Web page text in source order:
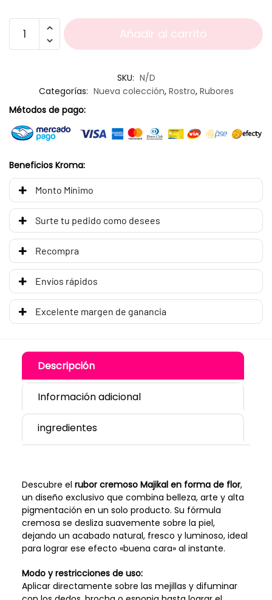
Añadir al carrito
SKU: N/D
Categorías: Nueva colección, Rostro, Rubores
Métodos de pago:
Beneficios Kroma:
Monto Mínimo
Surte tu pedido como desees
Recompra
Envíos rápidos
Excelente margen de ganancia
Descripción
Información adicional
ingredientes
Descubre el rubor cremoso Majikal en forma de flor,
un diseño exclusivo que combina belleza, arte y alta
pigmentación en un solo producto. Su fórmula
cremosa se desliza suavemente sobre la piel,
dejando un acabado natural, fresco y luminoso, ideal
para lograr ese efecto «buena cara» al instante.
Modo y restricciones de uso:
Aplicar directamente sobre las mejillas y difuminar